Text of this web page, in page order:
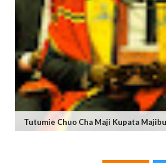
Tutumie Chuo Cha Maji Kupata